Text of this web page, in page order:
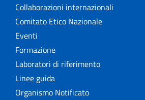
Collaborazioni internazionali
Comitato Etico Nazionale
Eventi
Formazione
Laboratori di riferimento
Linee guida
Organismo Notificato